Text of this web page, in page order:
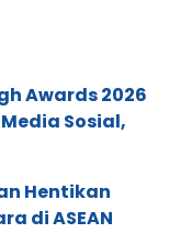
Awards 2026
Sosial,
Hentikan
di ASEAN